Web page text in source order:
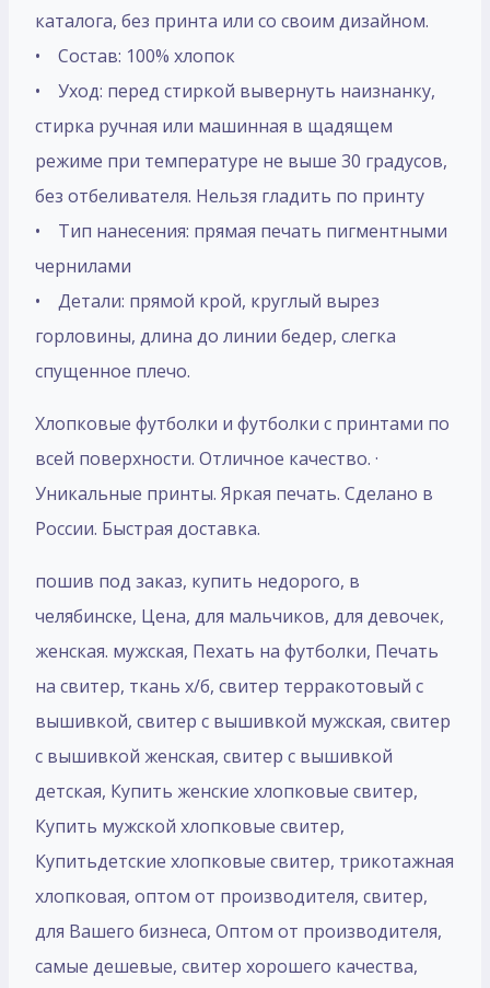
каталога, без принта или со своим дизайном.
• Состав: 100% хлопок
• Уход: перед стиркой вывернуть наизнанку,
стирка ручная или машинная в щадящем
режиме при температуре не выше 30 градусов,
без отбеливателя. Нельзя гладить по принту
• Тип нанесения: прямая печать пигментными
чернилами
• Детали: прямой крой, круглый вырез
горловины, длина до линии бедер, слегка
спущенное плечо.
Хлопковые футболки и футболки с принтами по
всей поверхности. Отличное качество. ·
Уникальные принты. Яркая печать. Сделано в
России. Быстрая доставка.
пошив под заказ, купить недорого, в
челябинске, Цена, для мальчиков, для девочек,
женская. мужская, Пехать на футболки, Печать
на свитер, ткань х/б, свитер терракотовый с
вышивкой, свитер с вышивкой мужская, свитер
с вышивкой женская, свитер с вышивкой
детская, Купить женские хлопковые свитер,
Купить мужской хлопковые свитер,
Купитьдетские хлопковые свитер, трикотажная
хлопковая, оптом от производителя, свитер,
для Вашего бизнеса, Оптом от производителя,
самые дешевые, свитер хорошего качества,